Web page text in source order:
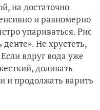
на достаточно
и равномерно
упариваться. Рис
денте». Не хрустеть,
вдруг вода уже
доливать
и продолжать варить